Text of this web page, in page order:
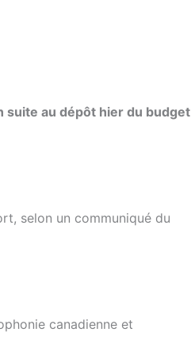
suite au dépôt hier du budget
selon un communiqué du
canadienne et